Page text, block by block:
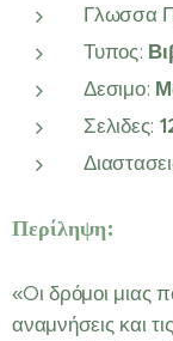
Γλωσσα
Τυπος:
Δεσιμο:
Σελιδες:
Περίληψη:
«Oι δρόμοι μιας
αναμνήσεις και